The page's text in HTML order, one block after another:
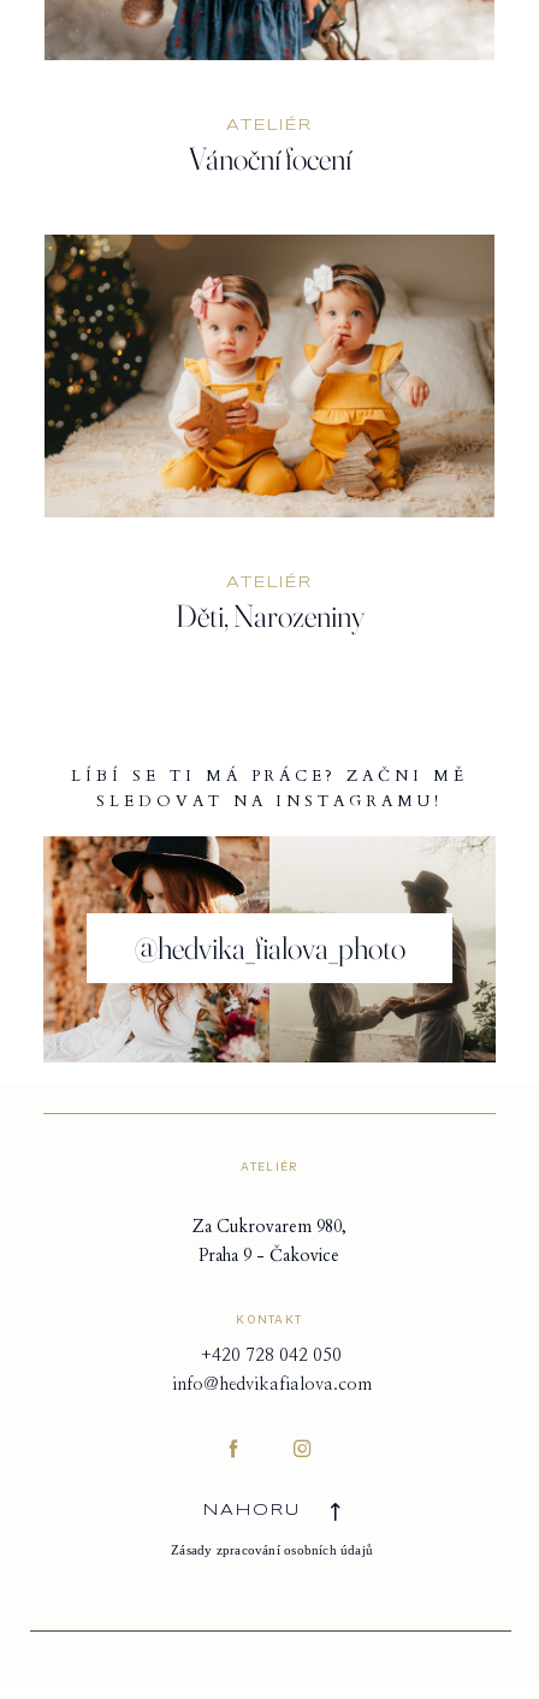
ATELIÉR
Vánoční focení
ATELIÉR
Děti, Narozeniny
LÍBÍ SE TI MÁ PRÁCE? ZAČNI MĚ
SLEDOVAT NA INSTAGRAMU!
@hedvika_fialova_photo
ATELIÉR
KONTAKT
NAHORU
Za Cukrovarem 980,
Praha 9 - Čakovice
+420 728 042 050
info@hedvikafialova.com
Zásady zpracování osobních údajů